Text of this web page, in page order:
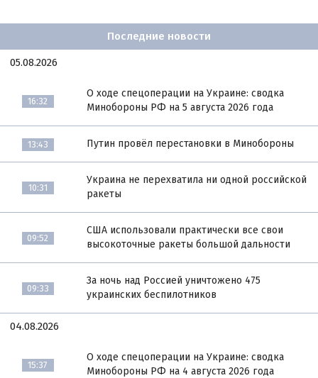
Последние новости
05.08.2026
16:32
О ходе спецоперации на Украине: сводка
Минобороны РФ на 5 августа 2026 года
13:43 Путин провёл перестановки в Минобороны
10:31
Украина не перехватила ни одной российской
ракеты
09:52
США использовали практически все свои
высокоточные ракеты большой дальности
09:33
За ночь над Россией уничтожено 475
украинских беспилотников
04.08.2026
15:37
О ходе спецоперации на Украине: сводка
Минобороны РФ на 4 августа 2026 года